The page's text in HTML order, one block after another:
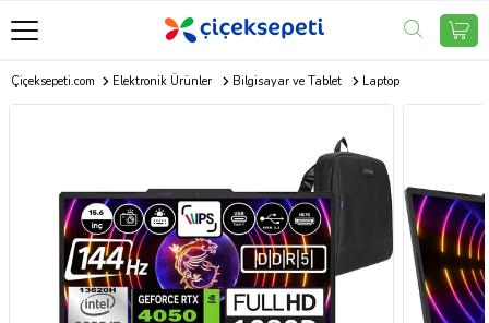
Çiçeksepeti.com Elektronik Ürünler Bilgisayar ve Tablet Laptop